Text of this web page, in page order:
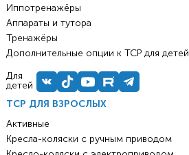
ТСР ДЛЯ ВЗРОСЛЫХ
Активные
Кресла-коляски с ручным приводом
Иппотренажёры
Аппараты и тутора
Тренажёры
Дополнительные опции к ТСР для детей
Для
детей